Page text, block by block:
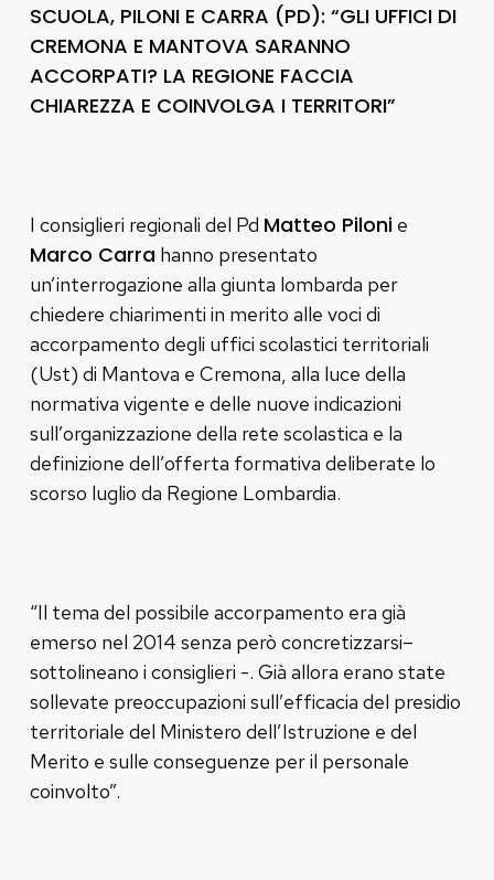
SCUOLA, PILONI E CARRA (PD): “GLI UFFICI DI
CREMONA E MANTOVA SARANNO
ACCORPATI? LA REGIONE FACCIA
CHIAREZZA E COINVOLGA I TERRITORI”
I consiglieri regionali del Pd Matteo Pilonie
Marco Carrahanno presentato
un’interrogazione alla giunta lombarda per
chiedere chiarimenti in merito alle voci di
accorpamento degli uffici scolastici territoriali
(Ust) di Mantova e Cremona, alla luce della
normativa vigente e delle nuove indicazioni
sull’organizzazione della rete scolastica e la
definizione dell’offerta formativa deliberate lo
scorso luglio da Regione Lombardia.
“Il tema del possibile accorpamento era già
emerso nel 2014 senza però concretizzarsi–
sottolineano i consiglieri -. Già allora erano state
sollevate preoccupazioni sull’efficacia del presidio
territoriale del Ministero dell’Istruzione e del
Merito e sulle conseguenze per il personale
coinvolto”.